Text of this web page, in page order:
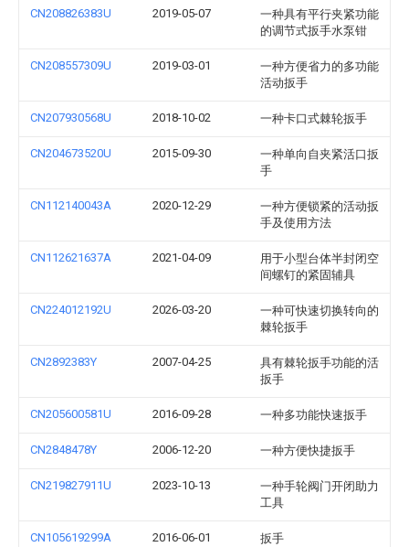
CN208826383U 2019-05-07
一种具有平行夹紧功能
的调节式扳手水泵钳
CN208557309U 2019-03-01
一种方便省力的多功能
活动扳手
CN207930568U 2018-10-02 一种卡口式棘轮扳手
CN204673520U 2015-09-30
一种单向自夹紧活口扳
手
CN112140043A 2020-12-29
一种方便锁紧的活动扳
手及使用方法
CN112621637A 2021-04-09
用于小型台体半封闭空
间螺钉的紧固辅具
CN224012192U 2026-03-20
一种可快速切换转向的
棘轮扳手
CN2892383Y 2007-04-25
具有棘轮扳手功能的活
扳手
CN205600581U 2016-09-28 一种多功能快速扳手
CN2848478Y 2006-12-20 一种方便快捷扳手
CN219827911U 2023-10-13
一种手轮阀门开闭助力
工具
CN105619299A 2016-06-01 扳手